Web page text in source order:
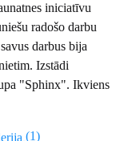
iniciatīvu
radošo darbu
darbus bija
Izstādi
"Sphinx". Ikviens
(1)